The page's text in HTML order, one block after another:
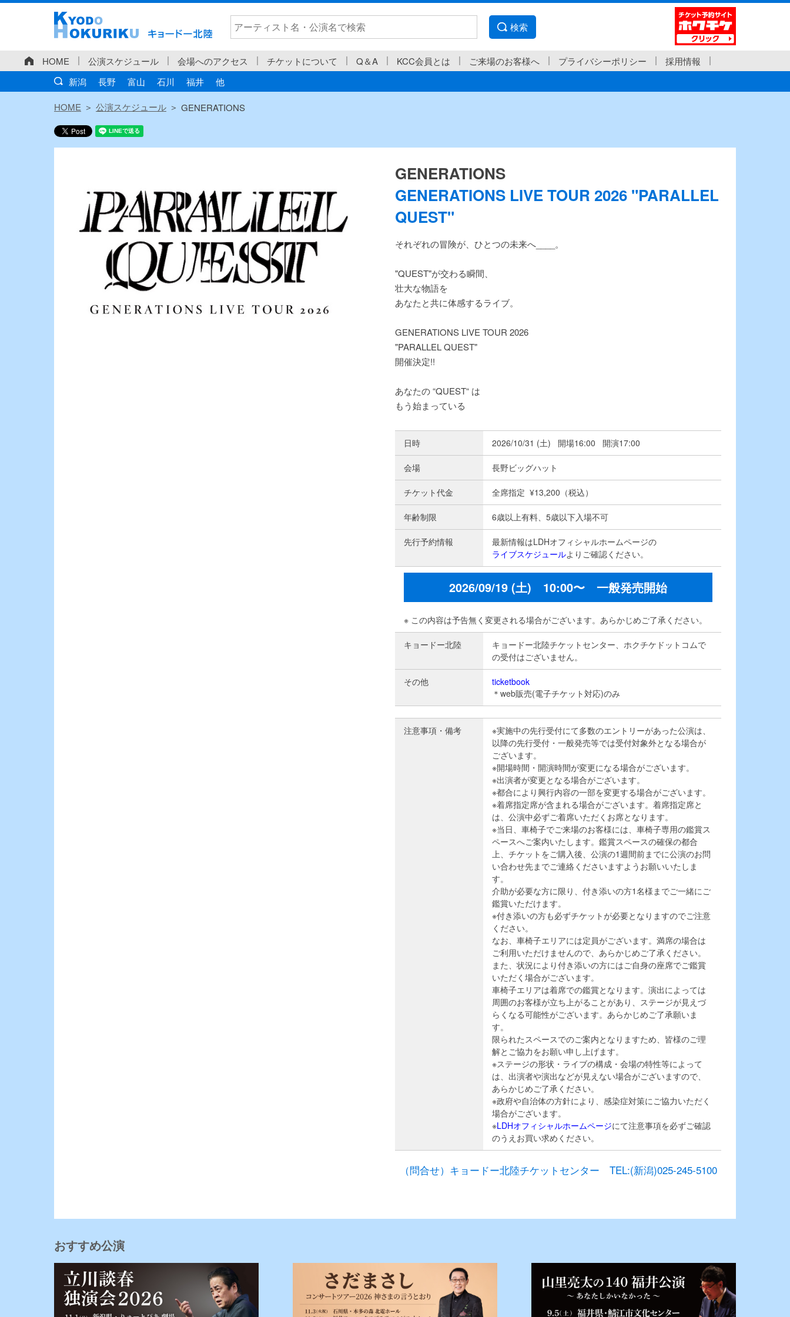
検索
HOME 公演スケジュール 会場へのアクセス チケットについて Q＆A KCC会員とは ご来場のお客様へ プライバシーポリシー
採用情報
新潟
長野 富山 石川 福井 他
HOME 公演スケジュール GENERATIONS
GENERATIONS
GENERATIONS LIVE TOUR 2026 "PARALLEL
QUEST"
それぞれの冒険が、ひとつの未来へ____。
"QUEST"が交わる瞬間、
壮⼤な物語を
あなたと共に体感するライブ。
GENERATIONS LIVE TOUR 2026
"PARALLEL QUEST"
開催決定!!
あなたの “QUEST“ は
もう始まっている
日時 2026/10/31 (土) 開場16:00 開演17:00
会場 長野ビッグハット
チケット代金 全席指定 ¥13,200（税込）
年齢制限 6歳以上有料、5歳以下入場不可
先行予約情報
最新情報はLDHオフィシャルホームページの
ライブスケジュールよりご確認ください。
2026/09/19 (土) 10:00〜 一般発売開始
※ この内容は予告無く変更される場合がございます。あらかじめご了承ください。
キョードー北陸
キョードー北陸チケットセンター、ホクチケドットコムで
の受付はございません。
その他
ticketbook
＊web販売(電子チケット対応)のみ
注意事項・備考
※実施中の先行受付にて多数のエントリーがあった公演は、
以降の先行受付・一般発売等では受付対象外となる場合が
ございます。
※開場時間・開演時間が変更になる場合がございます。
※出演者が変更となる場合がございます。
※都合により興行内容の一部を変更する場合がございます。
※着席指定席が含まれる場合がございます。着席指定席と
は、公演中必ずご着席いただくお席となります。
※当日、車椅子でご来場のお客様には、車椅子専用の鑑賞ス
ペースへご案内いたします。鑑賞スペースの確保の都合
上、チケットをご購入後、公演の1週間前までに公演のお問
い合わせ先までご連絡くださいますようお願いいたしま
す。
介助が必要な方に限り、付き添いの方1名様までご一緒にご
鑑賞いただけます。
※付き添いの方も必ずチケットが必要となりますのでご注意
ください。
なお、車椅子エリアには定員がございます。満席の場合は
ご利用いただけませんので、あらかじめご了承ください。
また、状況により付き添いの方にはご自身の座席でご鑑賞
いただく場合がございます。
車椅子エリアは着席での鑑賞となります。演出によっては
周囲のお客様が立ち上がることがあり、ステージが見えづ
らくなる可能性がございます。あらかじめご了承願いま
す。
限られたスペースでのご案内となりますため、皆様のご理
解とご協力をお願い申し上げます。
※ステージの形状・ライブの構成・会場の特性等によって
は、出演者や演出などが見えない場合がございますので、
あらかじめご了承ください。
※政府や自治体の方針により、感染症対策にご協力いただく
場合がございます。
※LDHオフィシャルホームページにて注意事項を必ずご確認
のうえお買い求めください。
（問合せ）キョードー北陸チケットセンター TEL:(新潟)025-245-5100
おすすめ公演